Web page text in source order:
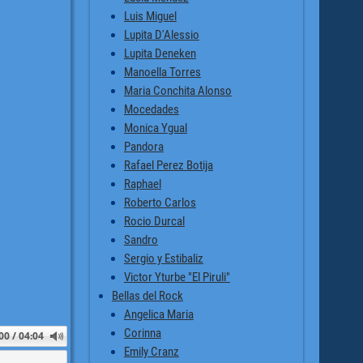
/ 04:04
Luis Miguel
Lupita D'Alessio
Lupita Deneken
Manoella Torres
Maria Conchita Alonso
Mocedades
Monica Ygual
Pandora
Rafael Perez Botija
Raphael
Roberto Carlos
Rocio Durcal
Sandro
Sergio y Estibaliz
Victor Yturbe "El Piruli"
Bellas del Rock
Angelica Maria
Corinna
Emily Cranz